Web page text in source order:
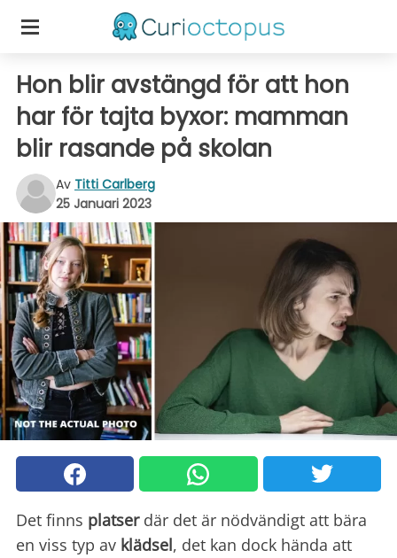
Hon blir avstängd för att hon
har för tajta byxor: mamman
blir rasande på skolan
Av Titti Carlberg
25 Januari 2023
Det finns platserdär det är nödvändigt att bära
en viss typ av klädsel, det kan dock hända att